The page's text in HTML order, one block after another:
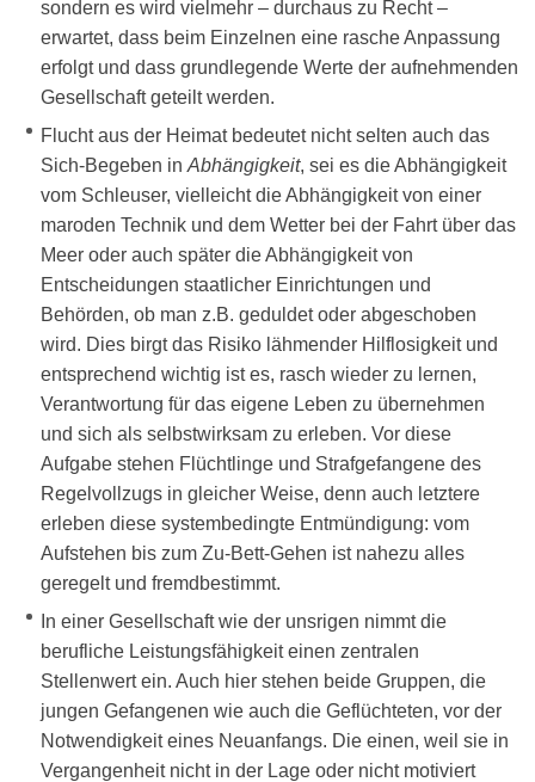
sondern es wird vielmehr – durchaus zu Recht –
erwartet, dass beim Einzelnen eine rasche Anpassung
erfolgt und dass grundlegende Werte der aufnehmenden
Gesellschaft geteilt werden.
Flucht aus der Heimat bedeutet nicht selten auch das
Sich-Begeben in Abhängigkeit, sei es die Abhängigkeit
vom Schleuser, vielleicht die Abhängigkeit von einer
maroden Technik und dem Wetter bei der Fahrt über das
Meer oder auch später die Abhängigkeit von
Entscheidungen staatlicher Einrichtungen und
Behörden, ob man z.B. geduldet oder abgeschoben
wird. Dies birgt das Risiko lähmender Hilflosigkeit und
entsprechend wichtig ist es, rasch wieder zu lernen,
Verantwortung für das eigene Leben zu übernehmen
und sich als selbstwirksam zu erleben. Vor diese
Aufgabe stehen Flüchtlinge und Strafgefangene des
Regelvollzugs in gleicher Weise, denn auch letztere
erleben diese systembedingte Entmündigung: vom
Aufstehen bis zum Zu-Bett-Gehen ist nahezu alles
geregelt und fremdbestimmt.
In einer Gesellschaft wie der unsrigen nimmt die
berufliche Leistungsfähigkeit einen zentralen
Stellenwert ein. Auch hier stehen beide Gruppen, die
jungen Gefangenen wie auch die Geflüchteten, vor der
Notwendigkeit eines Neuanfangs. Die einen, weil sie in
Vergangenheit nicht in der Lage oder nicht motiviert